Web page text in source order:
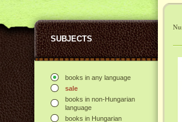
SUBJECTS
books in any language
sale
books in non-Hungarian
language
books in Hungarian